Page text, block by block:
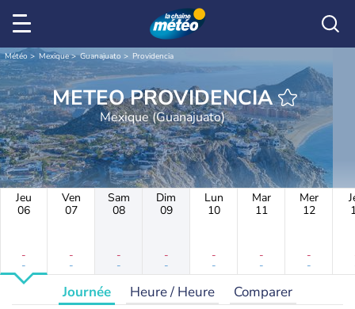
Météo Mexique Guanajuato Providencia
METEO PROVIDENCIA
Mexique (Guanajuato)
Jeu
06
-
-
Ven
07
-
-
Sam
08
-
-
Dim
09
-
-
Lun
10
-
-
Mar
11
-
-
Mer
12
-
-
Journée Heure / Heure Comparer